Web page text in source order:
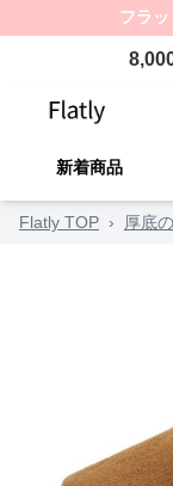
フラ
新着商品
Flatly TOP › 厚底